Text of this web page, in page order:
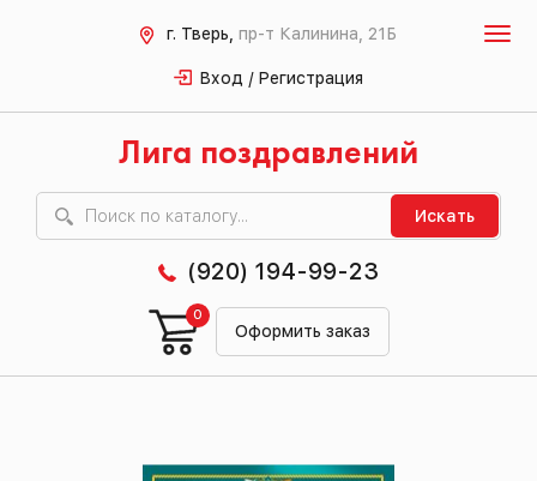
г. Тверь, пр-т Калинина, 21Б
Вход / Регистрация
Лига поздравлений
Искать
(920) 194-99-23
Оформить заказ
0